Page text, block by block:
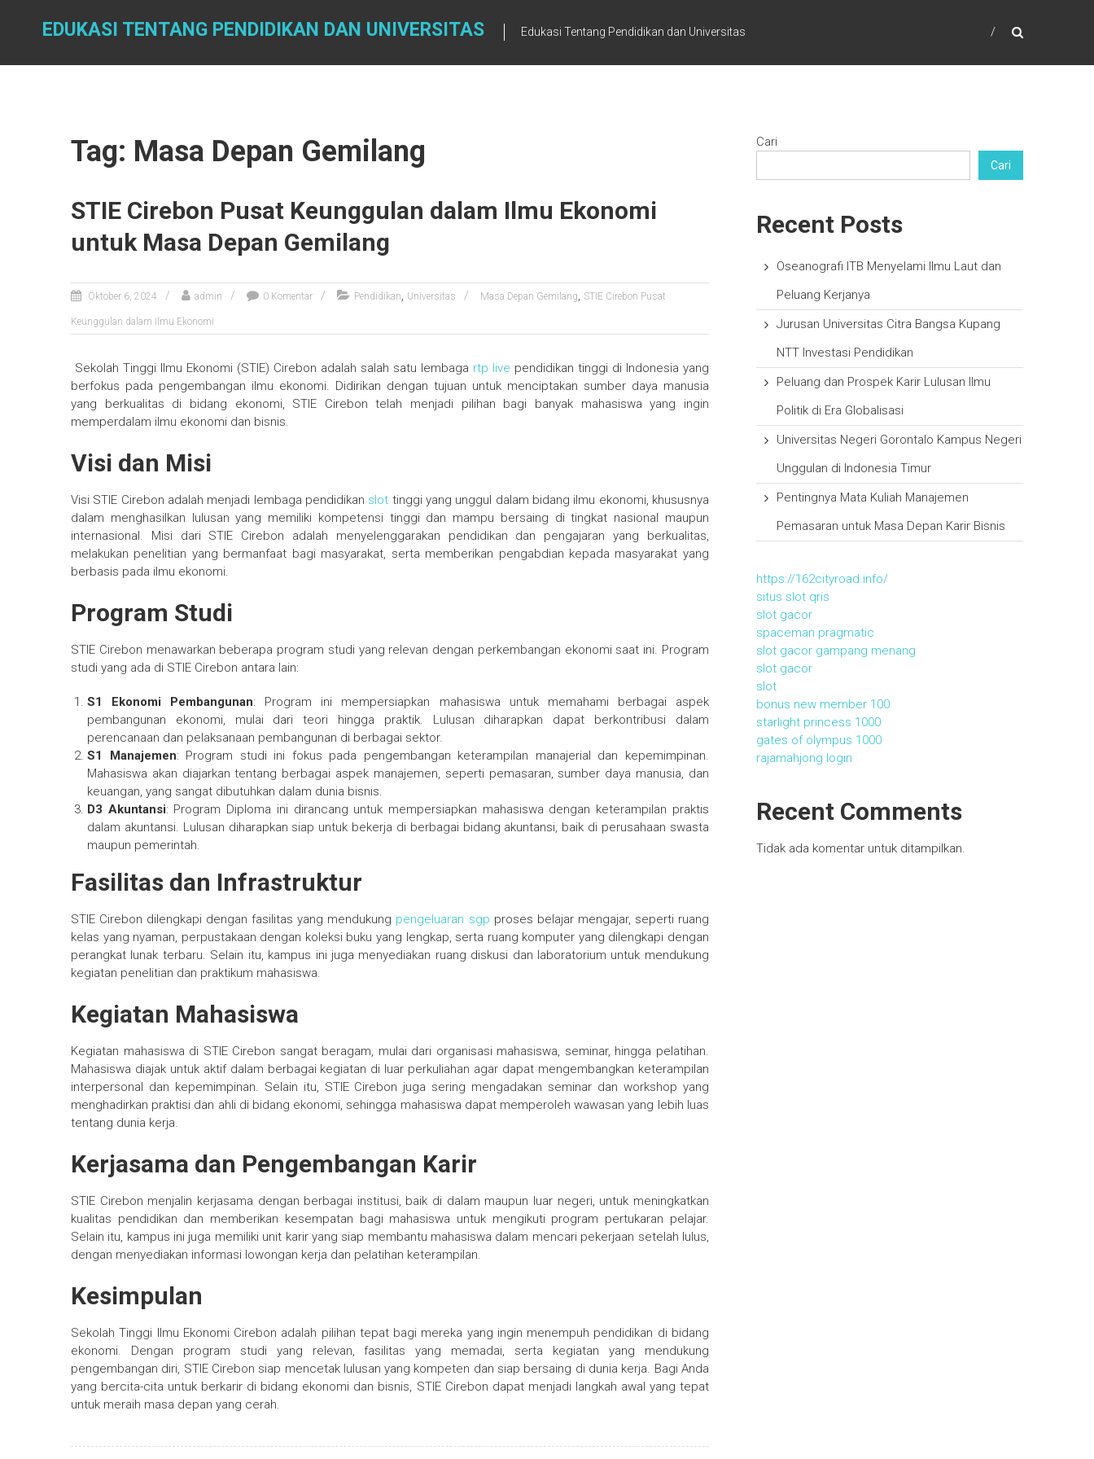
EDUKASI TENTANG PENDIDIKAN DAN UNIVERSITAS Edukasi Tentang Pendidikan dan Universitas
Tag: Masa Depan Gemilang
STIE Cirebon Pusat Keunggulan dalam Ilmu Ekonomi
untuk Masa Depan Gemilang
Oktober 6, 2024 admin 0 Komentar Pendidikan, Universitas Masa Depan Gemilang, STIE Cirebon Pusat
Keunggulan dalam Ilmu Ekonomi
Sekolah Tinggi Ilmu Ekonomi (STIE) Cirebon adalah salah satu lembaga rtp live pendidikan tinggi di Indonesia yang
berfokus pada pengembangan ilmu ekonomi. Didirikan dengan tujuan untuk menciptakan sumber daya manusia
yang berkualitas di bidang ekonomi, STIE Cirebon telah menjadi pilihan bagi banyak mahasiswa yang ingin
memperdalam ilmu ekonomi dan bisnis.
Visi dan Misi
Visi STIE Cirebon adalah menjadi lembaga pendidikan slot tinggi yang unggul dalam bidang ilmu ekonomi, khususnya
dalam menghasilkan lulusan yang memiliki kompetensi tinggi dan mampu bersaing di tingkat nasional maupun
internasional. Misi dari STIE Cirebon adalah menyelenggarakan pendidikan dan pengajaran yang berkualitas,
melakukan penelitian yang bermanfaat bagi masyarakat, serta memberikan pengabdian kepada masyarakat yang
berbasis pada ilmu ekonomi.
Program Studi
STIE Cirebon menawarkan beberapa program studi yang relevan dengan perkembangan ekonomi saat ini. Program
studi yang ada di STIE Cirebon antara lain:
S1 Ekonomi Pembangunan: Program ini mempersiapkan mahasiswa untuk memahami berbagai aspek
pembangunan ekonomi, mulai dari teori hingga praktik. Lulusan diharapkan dapat berkontribusi dalam
perencanaan dan pelaksanaan pembangunan di berbagai sektor.
S1 Manajemen: Program studi ini fokus pada pengembangan keterampilan manajerial dan kepemimpinan.
Mahasiswa akan diajarkan tentang berbagai aspek manajemen, seperti pemasaran, sumber daya manusia, dan
keuangan, yang sangat dibutuhkan dalam dunia bisnis.
D3 Akuntansi: Program Diploma ini dirancang untuk mempersiapkan mahasiswa dengan keterampilan praktis
dalam akuntansi. Lulusan diharapkan siap untuk bekerja di berbagai bidang akuntansi, baik di perusahaan swasta
maupun pemerintah.
Fasilitas dan Infrastruktur
STIE Cirebon dilengkapi dengan fasilitas yang mendukung pengeluaran sgp proses belajar mengajar, seperti ruang
kelas yang nyaman, perpustakaan dengan koleksi buku yang lengkap, serta ruang komputer yang dilengkapi dengan
perangkat lunak terbaru. Selain itu, kampus ini juga menyediakan ruang diskusi dan laboratorium untuk mendukung
kegiatan penelitian dan praktikum mahasiswa.
Kegiatan Mahasiswa
Kegiatan mahasiswa di STIE Cirebon sangat beragam, mulai dari organisasi mahasiswa, seminar, hingga pelatihan.
Mahasiswa diajak untuk aktif dalam berbagai kegiatan di luar perkuliahan agar dapat mengembangkan keterampilan
interpersonal dan kepemimpinan. Selain itu, STIE Cirebon juga sering mengadakan seminar dan workshop yang
menghadirkan praktisi dan ahli di bidang ekonomi, sehingga mahasiswa dapat memperoleh wawasan yang lebih luas
tentang dunia kerja.
Kerjasama dan Pengembangan Karir
STIE Cirebon menjalin kerjasama dengan berbagai institusi, baik di dalam maupun luar negeri, untuk meningkatkan
kualitas pendidikan dan memberikan kesempatan bagi mahasiswa untuk mengikuti program pertukaran pelajar.
Selain itu, kampus ini juga memiliki unit karir yang siap membantu mahasiswa dalam mencari pekerjaan setelah lulus,
dengan menyediakan informasi lowongan kerja dan pelatihan keterampilan.
Kesimpulan
Sekolah Tinggi Ilmu Ekonomi Cirebon adalah pilihan tepat bagi mereka yang ingin menempuh pendidikan di bidang
ekonomi. Dengan program studi yang relevan, fasilitas yang memadai, serta kegiatan yang mendukung
pengembangan diri, STIE Cirebon siap mencetak lulusan yang kompeten dan siap bersaing di dunia kerja. Bagi Anda
yang bercita-cita untuk berkarir di bidang ekonomi dan bisnis, STIE Cirebon dapat menjadi langkah awal yang tepat
untuk meraih masa depan yang cerah.
Cari
Cari
Recent Posts
Oseanografi ITB Menyelami Ilmu Laut dan
Peluang Kerjanya
Jurusan Universitas Citra Bangsa Kupang
NTT Investasi Pendidikan
Peluang dan Prospek Karir Lulusan Ilmu
Politik di Era Globalisasi
Universitas Negeri Gorontalo Kampus Negeri
Unggulan di Indonesia Timur
Pentingnya Mata Kuliah Manajemen
Pemasaran untuk Masa Depan Karir Bisnis
https://162cityroad.info/
situs slot qris
slot gacor
spaceman pragmatic
slot gacor gampang menang
slot gacor
slot
bonus new member 100
starlight princess 1000
gates of olympus 1000
rajamahjong login
Recent Comments
Tidak ada komentar untuk ditampilkan.